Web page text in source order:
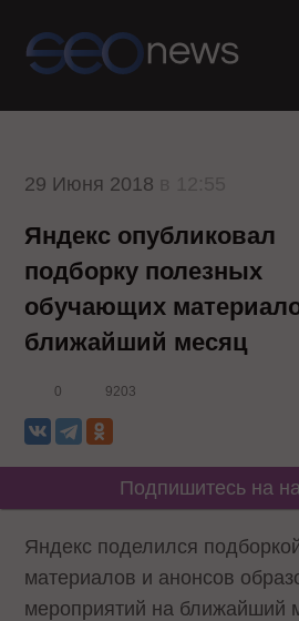
29 Июня 2018
Яндекс опубликовал
подборку полезных
обучающих
ближайший месяц
0 9203
Подпишитесь на
Яндекс поделился
материалов и анонсов
мероприятий на ближайший